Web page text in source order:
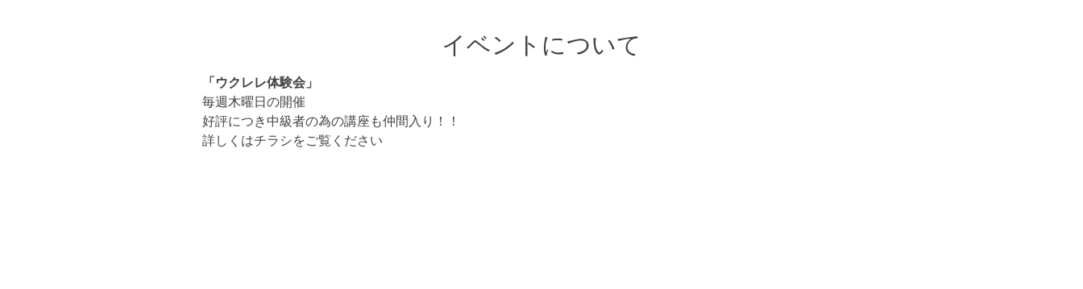
イベントについて
「ウクレレ体験会」
毎週木曜日の開催
好評につき中級者の為の講座も仲間入り！！
詳しくはチラシをご覧ください